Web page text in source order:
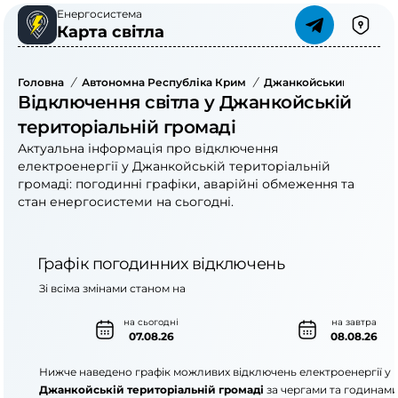
Енергосистема
Карта світла
Головна / Автономна Республіка Крим / Джанкойський Район
Відключення світла у Джанкойській
територіальній громаді
Актуальна інформація про відключення
електроенергії у Джанкойській територіальній
громаді: погодинні графіки, аварійні обмеження та
стан енергосистеми на сьогодні.
Графік погодинних відключень
на сьогодні
07.08.26
на завтра
08.08.26
Зі всіма змінами станом на
Нижче наведено графік можливих відключень електроенергії у
Джанкойській територіальній громаді за чергами та